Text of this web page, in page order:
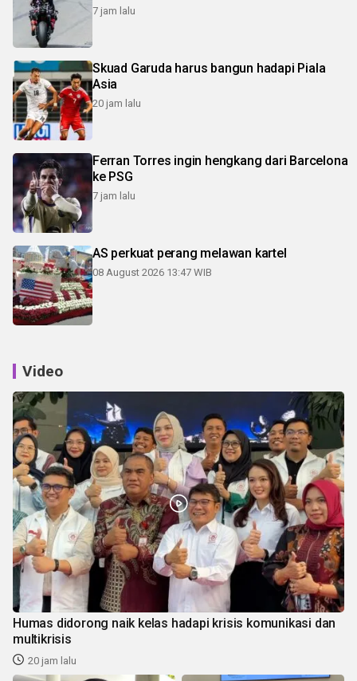
7 jam lalu
Skuad Garuda harus bangun hadapi Piala
Asia
20 jam lalu
Ferran Torres ingin hengkang dari Barcelona
ke PSG
7 jam lalu
AS perkuat perang melawan kartel
08 August 2026 13:47 WIB
Video
Humas didorong naik kelas hadapi krisis komunikasi dan
multikrisis
20 jam lalu